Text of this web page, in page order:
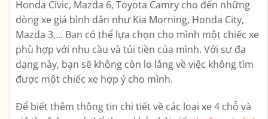
Honda Civic, Mazda 6, Toyota Camry cho đến những
dòng xe giá bình dân như Kia Morning, Honda City,
Mazda 3,… Bạn có thể lựa chọn cho mình một chiếc xe
phù hợp với nhu cầu và túi tiền của mình. Với sự đa
dạng này, bạn sẽ không còn lo lắng về việc không tìm
được một chiếc xe hợp ý cho mình.
Để biết thêm thông tin chi tiết về các loại xe 4 chỗ và